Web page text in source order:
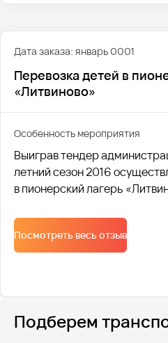
Дата заказа: январь 0001
Перевозка детей в
«Литвиново»
Особенность мероприятия
Выиграв тендер
летний сезон 2016
в пионерский лагерь
Организовывали
всех перевозок. Парковки.
Контролировали посадку и
Посмотреть весь отзыв
Подберем